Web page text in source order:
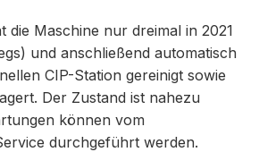
die Maschine nur dreimal in 2021
und anschließend automatisch
CIP-Station gereinigt sowie
Der Zustand ist nahezu
können vom
durchgeführt werden.